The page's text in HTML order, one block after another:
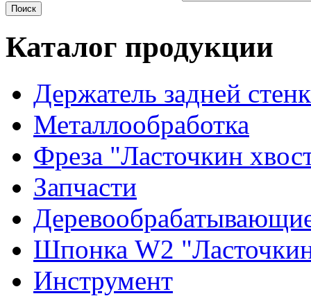
Каталог продукции
Держатель задней
Металлообработка
Фреза "Ласточкин
Запчасти
Шпонка W2
Инструмент